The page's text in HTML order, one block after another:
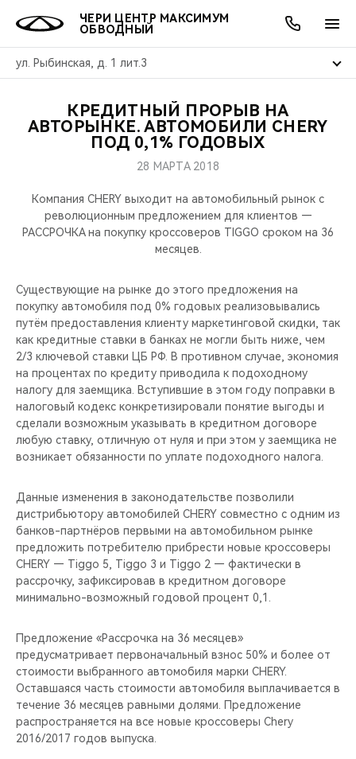
ЧЕРИ ЦЕНТР МАКСИМУМ
ОБВОДНЫЙ
ул. Рыбинская, д. 1 лит.3
МОДЕЛИ
НОВИНКИ
ПОКУПАТЕЛЯМ
КРЕДИТ И СТРАХОВАНИЕ
ВЛАДЕЛЬЦАМ
ЗАПЧАСТИ И АКСЕССУАРЫ
ПОДДЕРЖКА
МИР CHERY
О БРЕНДЕ
CHERY В СОЦСЕТЯХ
БЛАГОТВОРИТЕЛЬНОСТЬ
CHERY REMOTE
CHERY CONNECT
CHERY И СПОРТ
ВИДЕООБЗОРЫ
CHERY ДЛЯ ДЕТЕЙ
АКЦИИ
ОНЛАЙН СЕРВИСЫ
КРЕДИТ
О КОМПАНИИ
МЫ В СОЦСЕТЯХ
КРЕДИТНЫЙ ПРОРЫВ НА
АВТОРЫНКЕ. АВТОМОБИЛИ CHERY
ПОД 0,1% ГОДОВЫХ
28 МАРТА 2018
Компания CHERY выходит на автомобильный рынок с
революционным предложением для клиентов —
РАССРОЧКА на покупку кроссоверов TIGGO сроком на 36
месяцев.
Существующие на рынке до этого предложения на
покупку автомобиля под 0% годовых реализовывались
путём предоставления клиенту маркетинговой скидки, так
как кредитные ставки в банках не могли быть ниже, чем
2/3 ключевой ставки ЦБ РФ. В противном случае, экономия
на процентах по кредиту приводила к подоходному
налогу для заемщика. Вступившие в этом году поправки в
налоговый кодекс конкретизировали понятие выгоды и
сделали возможным указывать в кредитном договоре
любую ставку, отличную от нуля и при этом у заемщика не
возникает обязанности по уплате подоходного налога.
Данные изменения в законодательстве позволили
дистрибьютору автомобилей CHERY совместно с одним из
банков-партнёров первыми на автомобильном рынке
предложить потребителю прибрести новые кроссоверы
CHERY — Tiggo 5, Tiggo 3 и Tiggo 2 — фактически в
рассрочку, зафиксировав в кредитном договоре
минимально-возможный годовой процент 0,1.
Предложение «Рассрочка на 36 месяцев»
предусматривает первоначальный взнос 50% и более от
стоимости выбранного автомобиля марки CHERY.
Оставшаяся часть стоимости автомобиля выплачивается в
течение 36 месяцев равными долями. Предложение
распространяется на все новые кроссоверы Chery
2016/2017 годов выпуска.